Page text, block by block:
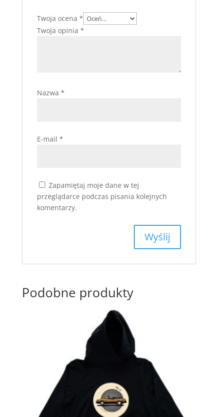
Twoja ocena *
Twoja opinia *
Nazwa *
E-mail *
Zapamiętaj moje dane w tej
przeglądarce podczas pisania kolejnych
komentarzy.
Podobne produkty